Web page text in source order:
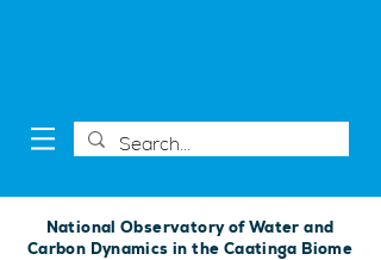
National Observatory of Water and
Carbon Dynamics in the Caatinga Biome